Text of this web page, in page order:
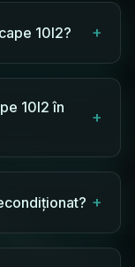
10I2? +
10I2 în
+
+